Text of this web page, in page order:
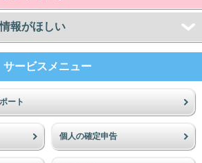
報がほしい
サービスメニュー
ート
個人の確定申告